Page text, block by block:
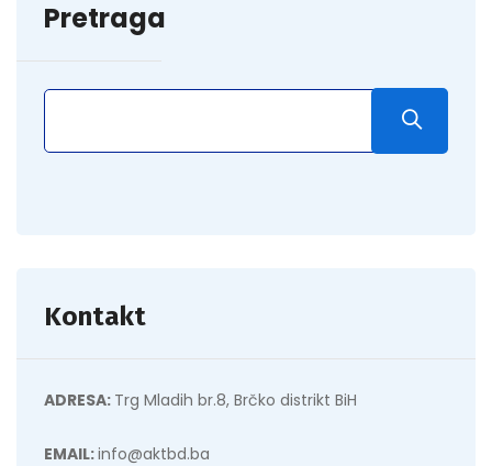
Pretraga
Kontakt
ADRESA: Trg Mladih br.8, Brčko distrikt BiH
EMAIL:info@aktbd.ba